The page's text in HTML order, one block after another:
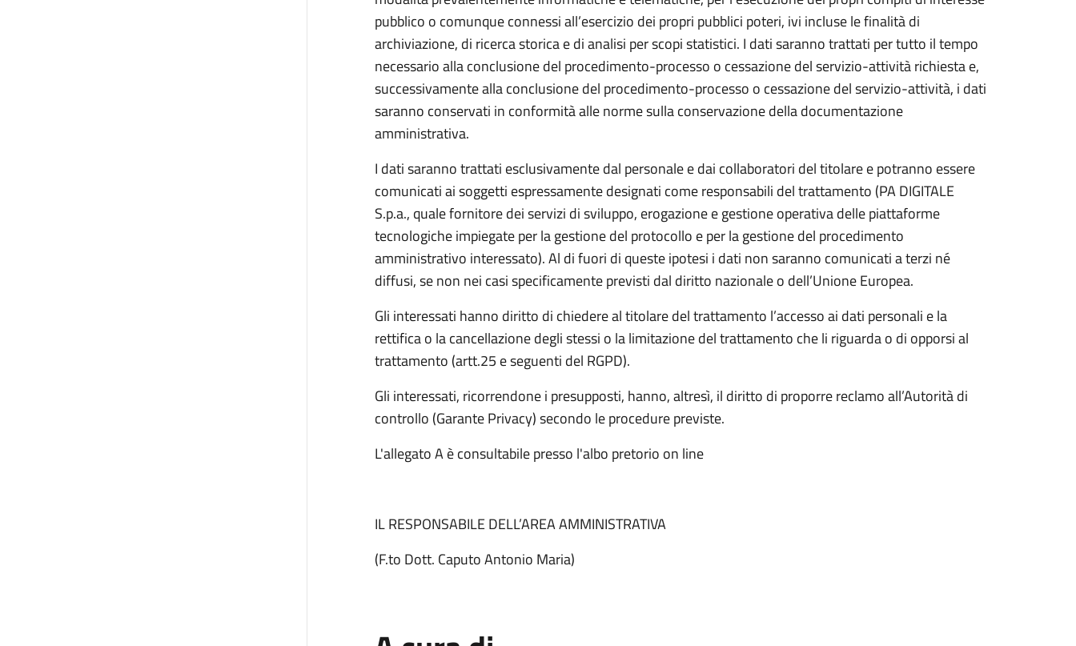
pubblico o comunque connessi all’esercizio dei propri pubblici poteri, ivi incluse le finalità di
archiviazione, di ricerca storica e di analisi per scopi statistici. I dati saranno trattati per tutto il tempo
necessario alla conclusione del procedimento-processo o cessazione del servizio-attività richiesta e,
successivamente alla conclusione del procedimento-processo o cessazione del servizio-attività, i dati
saranno conservati in conformità alle norme sulla conservazione della documentazione
amministrativa.
I dati saranno trattati esclusivamente dal personale e dai collaboratori del titolare e potranno essere
comunicati ai soggetti espressamente designati come responsabili del trattamento (PA DIGITALE
S.p.a., quale fornitore dei servizi di sviluppo, erogazione e gestione operativa delle piattaforme
tecnologiche impiegate per la gestione del protocollo e per la gestione del procedimento
amministrativo interessato). Al di fuori di queste ipotesi i dati non saranno comunicati a terzi né
diffusi, se non nei casi specificamente previsti dal diritto nazionale o dell’Unione Europea.
Gli interessati hanno diritto di chiedere al titolare del trattamento l’accesso ai dati personali e la
rettifica o la cancellazione degli stessi o la limitazione del trattamento che li riguarda o di opporsi al
trattamento (artt.25 e seguenti del RGPD).
Gli interessati, ricorrendone i presupposti, hanno, altresì, il diritto di proporre reclamo all’Autorità di
controllo (Garante Privacy) secondo le procedure previste.
L'allegato A è consultabile presso l'albo pretorio on line
IL RESPONSABILE DELL’AREA AMMINISTRATIVA
(F.to Dott. Caputo Antonio Maria)